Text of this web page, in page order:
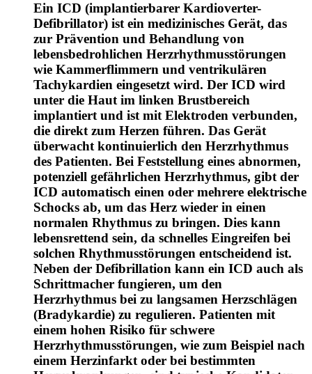
Ein ICD (implantierbarer Kardioverter-
Defibrillator) ist ein medizinisches Gerät, das
zur Prävention und Behandlung von
lebensbedrohlichen Herzrhythmusstörungen
wie Kammerflimmern und ventrikulären
Tachykardien eingesetzt wird. Der ICD wird
unter die Haut im linken Brustbereich
implantiert und ist mit Elektroden verbunden,
die direkt zum Herzen führen. Das Gerät
überwacht kontinuierlich den Herzrhythmus
des Patienten. Bei Feststellung eines abnormen,
potenziell gefährlichen Herzrhythmus, gibt der
ICD automatisch einen oder mehrere elektrische
Schocks ab, um das Herz wieder in einen
normalen Rhythmus zu bringen. Dies kann
lebensrettend sein, da schnelles Eingreifen bei
solchen Rhythmusstörungen entscheidend ist.
Neben der Defibrillation kann ein ICD auch als
Schrittmacher fungieren, um den
Herzrhythmus bei zu langsamen Herzschlägen
(Bradykardie) zu regulieren. Patienten mit
einem hohen Risiko für schwere
Herzrhythmusstörungen, wie zum Beispiel nach
einem Herzinfarkt oder bei bestimmten